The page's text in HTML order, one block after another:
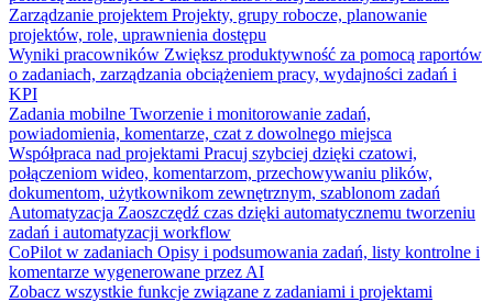
Zarządzanie projektem Projekty, grupy robocze, planowanie
projektów, role, uprawnienia dostępu
Wyniki pracowników Zwiększ produktywność za pomocą raportów
o zadaniach, zarządzania obciążeniem pracy, wydajności zadań i
KPI
Zadania mobilne Tworzenie i monitorowanie zadań,
powiadomienia, komentarze, czat z dowolnego miejsca
Współpraca nad projektami Pracuj szybciej dzięki czatowi,
połączeniom wideo, komentarzom, przechowywaniu plików,
dokumentom, użytkownikom zewnętrznym, szablonom zadań
Automatyzacja Zaoszczędź czas dzięki automatycznemu tworzeniu
zadań i automatyzacji workflow
CoPilot w zadaniach Opisy i podsumowania zadań, listy kontrolne i
komentarze wygenerowane przez AI
Zobacz wszystkie funkcje związane z zadaniami i projektami